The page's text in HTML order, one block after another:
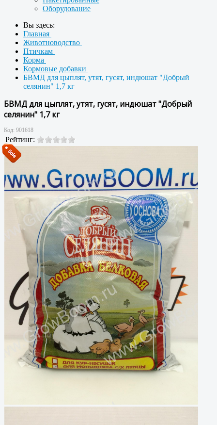
Оборудование
Вы здесь:
Главная
Животноводство
Птичкам
Корма
Кормовые добавки
БВМД для цыплят, утят, гусят, индюшат "Добрый
селянин" 1,7 кг
БВМД для цыплят, утят, гусят, индюшат "Добрый
селянин" 1,7 кг
Код: 901618
Рейтинг: